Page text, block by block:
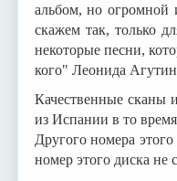
альбом, но огромной
скажем так, только
некоторые песни,
кого" Леонида
Качественные сканы
из Испании в то
Другого номера
номер этого диска не